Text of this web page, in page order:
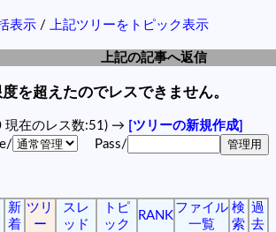
表示 / 上記ツリーをトピック表示
上記の記事へ返信
を超えたのでレスできません。
現在のレス数:51) → [ツリーの新規作成]
Pass/
新
着
ツリ
ー
スレ
ッド
トピ
ック
RANK
ファイル
一覧
検
索
過
去